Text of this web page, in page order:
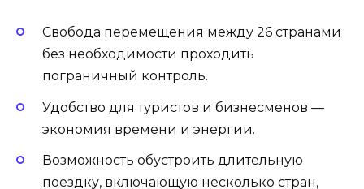
Свобода перемещения между 26 странами
без необходимости проходить
пограничный контроль.
Удобство для туристов и бизнесменов —
экономия времени и энергии.
Возможность обустроить длительную
поездку, включающую несколько стран,